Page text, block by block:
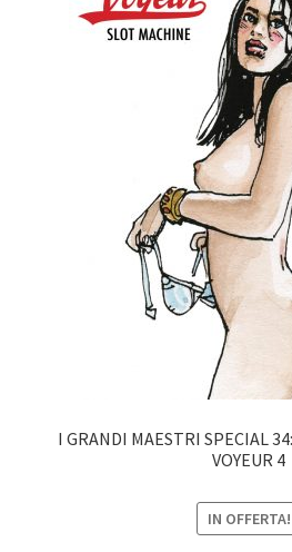
I GRANDI MAESTRI SPECIAL
VOYEUR 4
IN OFFERTA!